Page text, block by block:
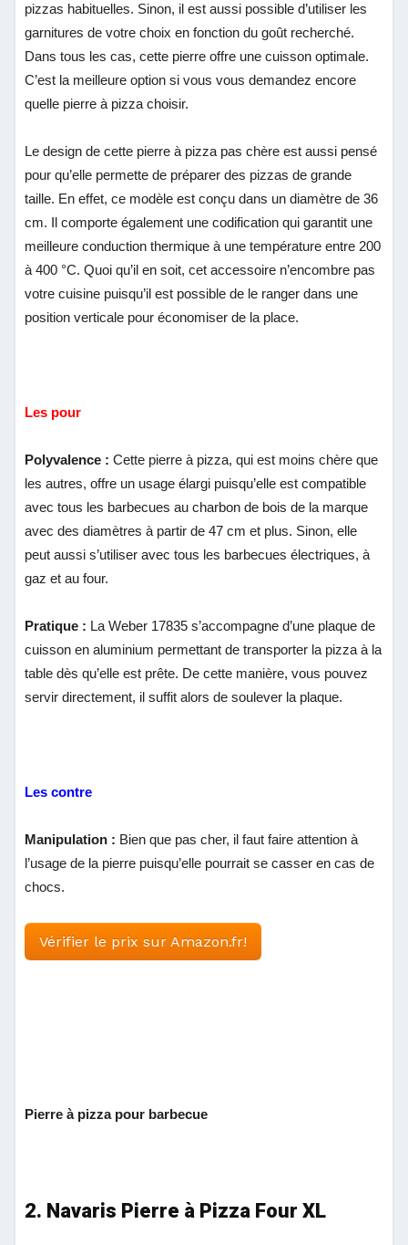
pizzas habituelles. Sinon, il est aussi possible d’utiliser les
garnitures de votre choix en fonction du goût recherché.
Dans tous les cas, cette pierre offre une cuisson optimale.
C’est la meilleure option si vous vous demandez encore
quelle pierre à pizza choisir.
Le design de cette pierre à pizza pas chère est aussi pensé
pour qu’elle permette de préparer des pizzas de grande
taille. En effet, ce modèle est conçu dans un diamètre de 36
cm. Il comporte également une codification qui garantit une
meilleure conduction thermique à une température entre 200
à 400 °C. Quoi qu’il en soit, cet accessoire n’encombre pas
votre cuisine puisqu’il est possible de le ranger dans une
position verticale pour économiser de la place.
Les pour
Polyvalence :Cette pierre à pizza, qui est moins chère que
les autres, offre un usage élargi puisqu’elle est compatible
avec tous les barbecues au charbon de bois de la marque
avec des diamètres à partir de 47 cm et plus. Sinon, elle
peut aussi s’utiliser avec tous les barbecues électriques, à
gaz et au four.
Pratique : La Weber 17835 s’accompagne d’une plaque de
cuisson en aluminium permettant de transporter la pizza à la
table dès qu’elle est prête. De cette manière, vous pouvez
servir directement, il suffit alors de soulever la plaque.
Les contre
Manipulation : Bien que pas cher, il faut faire attention à
l’usage de la pierre puisqu’elle pourrait se casser en cas de
chocs.
Vérifier le prix sur Amazon.fr!
Pierre à pizza pour barbecue
2. Navaris Pierre à Pizza Four XL